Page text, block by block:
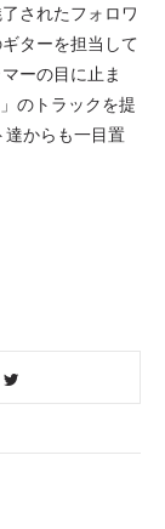
されたフォロワ
ターを担当して
ーの目に止ま
のトラックを提
達からも一目置